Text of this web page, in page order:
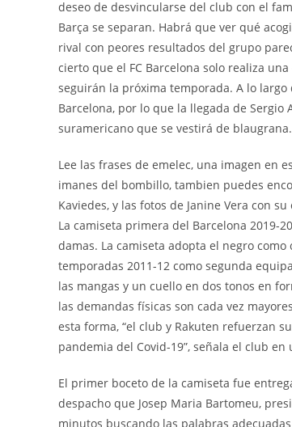
deseo de desvincularse del club con el
Barça se separan. Habrá que ver qué
rival con peores resultados del grupo
cierto que el FC Barcelona solo realiza
seguirán la próxima temporada. A lo
Barcelona, por lo que la llegada de
suramericano que se vestirá de blaugrana.
Lee las frases de emelec, una imagen en
imanes del bombillo, tambien puedes
Kaviedes, y las fotos de Janine Vera con
La camiseta primera del Barcelona 2019-
damas. La camiseta adopta el negro
temporadas 2011-12 como segunda
las mangas y un cuello en dos tonos en
las demandas físicas son cada vez
esta forma, “el club y Rakuten refuerzan
pandemia del Covid-19”, señala el club en
El primer boceto de la camiseta fue
despacho que Josep Maria Bartomeu,
minutos buscando las palabras